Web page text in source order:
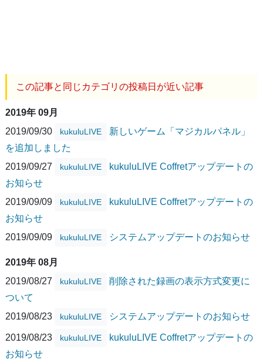
この記事と同じカテゴリの投稿日が近い記事
2019年 09月
2019/09/30
kukuluLIVE
新しいゲーム「マジカルパネル」
を追加しました
2019/09/27
kukuluLIVE
kukuluLIVE Coffretアップデートの
お知らせ
2019/09/09
kukuluLIVE
kukuluLIVE Coffretアップデートの
お知らせ
2019/09/09
kukuluLIVE システムアップデートのお知らせ
2019年 08月
2019/08/27
kukuluLIVE
削除された録画の表示方式変更に
ついて
2019/08/23
kukuluLIVE システムアップデートのお知らせ
2019/08/23 kukuluLIVE
kukuluLIVE Coffretアップデートの
お知らせ